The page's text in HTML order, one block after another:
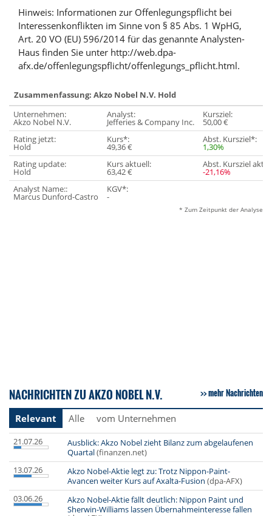
Hinweis: Informationen zur Offenlegungspflicht bei
Interessenkonflikten im Sinne von § 85 Abs. 1 WpHG,
Art. 20 VO (EU) 596/2014 für das genannte Analysten-
Haus finden Sie unter http://web.dpa-
afx.de/offenlegungspflicht/offenlegungs_pflicht.html.
Zusammenfassung: Akzo Nobel N.V. Hold
Unternehmen:
Akzo Nobel N.V.
Analyst:
Jefferies & Company Inc.
Kursziel:
50,00 €
Rating jetzt:
Hold
Kurs*:
49,36 €
Abst. Kursziel*:
1,30%
Rating update:
Hold
Kurs aktuell:
63,42 €
Abst. Kursziel
-21,16%
Analyst Name::
Marcus Dunford-Castro
KGV*:
-
* Zum Zeitpunkt der Analyse
NACHRICHTEN ZU AKZO NOBEL N.V. mehr Nachrichten
Relevant Alle vom Unternehmen
21.07.26
Ausblick: Akzo Nobel zieht Bilanz zum abgelaufenen
Quartal(finanzen.net)
13.07.26
Akzo Nobel-Aktie legt zu: Trotz Nippon-Paint-
Avancen weiter Kurs auf Axalta-Fusion (dpa-AFX)
03.06.26
Akzo Nobel-Aktie fällt deutlich: Nippon Paint und
Sherwin-Williams lassen Übernahmeinteresse fallen